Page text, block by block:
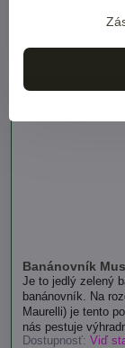
Banánovník
Je to jedlý zelený
banánovník. Na
Maurelli) je tento
nás pestuje
Dostupnosť: Viď